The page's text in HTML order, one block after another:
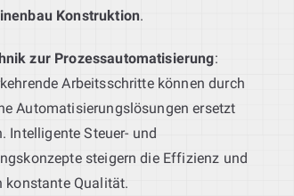
Konstruktion.
zur Prozessautomatisierung:
Arbeitsschritte können durch
Automatisierungslösungen ersetzt
Intelligente Steuer- und
steigern die Effizienz und
konstante Qualität.